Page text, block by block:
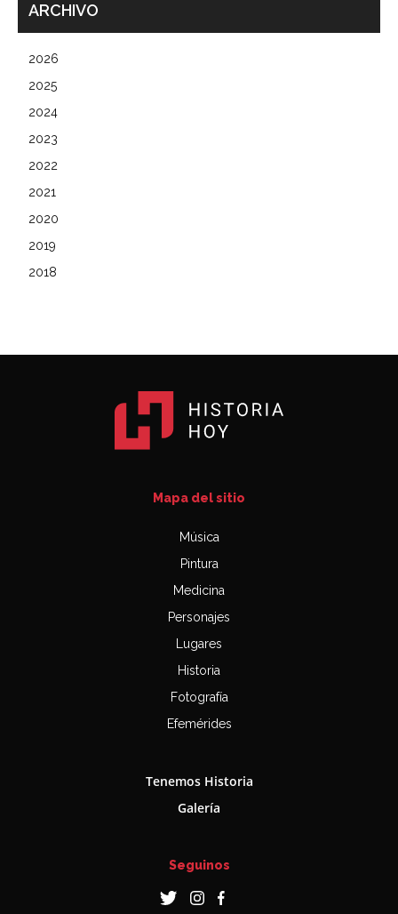
ARCHIVO
2026
2025
2024
2023
2022
2021
2020
2019
2018
Mapa del sitio
Música
Pintura
Medicina
Personajes
Lugares
Historia
Fotografía
Efemérides
Tenemos Historia
Galería
Seguinos